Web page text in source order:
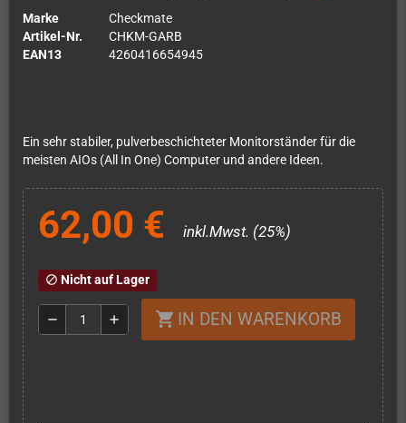
Marke
Checkmate
Artikel-Nr.
CHKM-GARB
EAN13
4260416654945
Ein sehr stabiler, pulverbeschichteter Monitorständer für die
meisten AIOs (All In One) Computer und andere Ideen.
62,00 € inkl.Mwst. (25%)
block Nicht auf Lager
remove add shopping_cart IN DEN WARENKORB